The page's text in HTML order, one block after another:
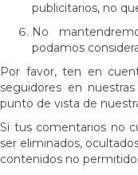
publicitarios, no
No
podamos
Por favor, ten en
seguidores en
punto de vista de
Si tus comentarios no
ser eliminados,
contenidos no